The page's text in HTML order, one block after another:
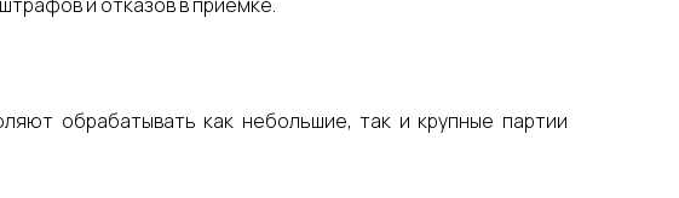
обрабатывать как небольшие, так и крупные партии